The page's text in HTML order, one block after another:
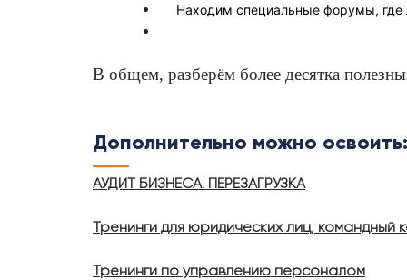
Находим специальные форумы, где
В общем, разберём более десятка
Дополнительно можно освоить:
АУДИТ БИЗНЕСА. ПЕРЕЗАГРУЗКА
Тренинги для юридических лиц, командный
Тренинги по управлению персоналом